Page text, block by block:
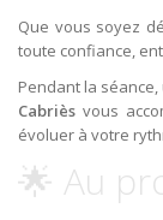
Que vous soyez
toute confiance,
Pendant la
Cabriès vous
évoluer à votre
🌟 Au